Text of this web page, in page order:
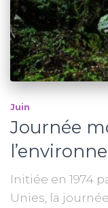
Juin
Journée
Initiée en 1974
Unies, la